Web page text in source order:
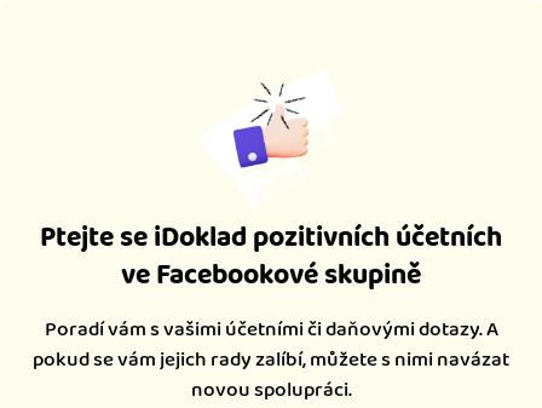
Ptejte se iDoklad pozitivních účetních
ve Facebookové skupině
Poradí vám s vašimi účetními či daňovými dotazy. A
pokud se vám jejich rady zalíbí, můžete s nimi navázat
novou spolupráci.